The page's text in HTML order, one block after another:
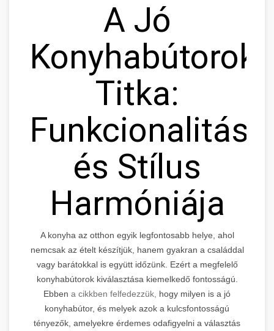
A Jó
Konyhabútorok
Titka:
Funkcionalitás
és Stílus
Harmóniája
A konyha az otthon egyik legfontosabb helye, ahol
nemcsak az ételt készítjük, hanem gyakran a családdal
vagy barátokkal is együtt időzünk. Ezért a megfelelő
konyhabútorok kiválasztása kiemelkedő fontosságú.
Ebben a cikkben felfedezzük, hogy milyen is a jó
konyhabútor, és melyek azok a kulcsfontosságú
tényezők, amelyekre érdemes odafigyelni a választás